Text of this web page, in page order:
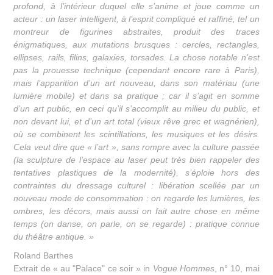
profond, à l’intérieur duquel elle s’anime et joue comme un
acteur : un laser intelligent, à l’esprit compliqué et raffiné, tel un
montreur de figurines abstraites, produit des traces
énigmatiques, aux mutations brusques : cercles, rectangles,
ellipses, rails, filins, galaxies, torsades. La chose notable n’est
pas la prouesse technique (cependant encore rare à Paris),
mais l’apparition d’un art nouveau, dans son matériau (une
lumière mobile) et dans sa pratique ; car il s’agit en somme
d’un art public, en ceci qu’il s’accomplit au milieu du public, et
non devant lui, et d’un art total (vieux rêve grec et wagnérien),
où se combinent les scintillations, les musiques et les désirs.
Cela veut dire que « l’art », sans rompre avec la culture passée
(la sculpture de l’espace au laser peut très bien rappeler des
tentatives plastiques de la modernité), s’éploie hors des
contraintes du dressage culturel : libération scellée par un
nouveau mode de consommation : on regarde les lumières, les
ombres, les décors, mais aussi on fait autre chose en même
temps (on danse, on parle, on se regarde) : pratique connue
du théâtre antique. »
Roland Barthes
Extrait de « au "Palace" ce soir » in Vogue Hommes, n° 10, mai